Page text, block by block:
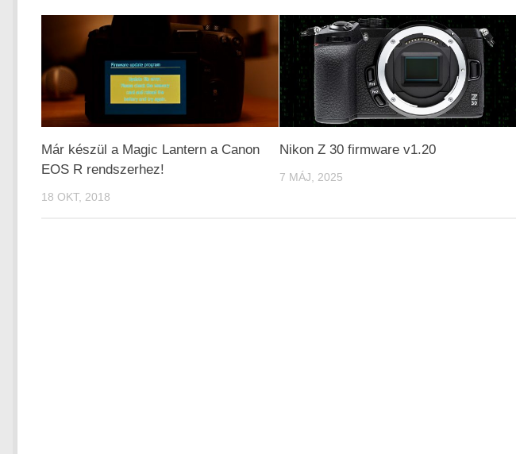
Már készül a Magic Lantern a Canon
EOS R rendszerhez!
18 OKT, 2018
Nikon Z 30 firmware v1.20
7 MÁJ, 2025